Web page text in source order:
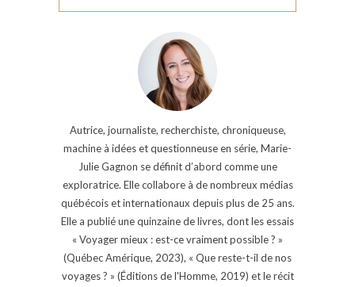
Autrice, journaliste, recherchiste, chroniqueuse,
machine à idées et questionneuse en série, Marie-
Julie Gagnon se définit d’abord comme une
exploratrice. Elle collabore à de nombreux médias
québécois et internationaux depuis plus de 25 ans.
Elle a publié une quinzaine de livres, dont les essais
« Voyager mieux : est-ce vraiment possible ? »
(Québec Amérique, 2023), « Que reste-t-il de nos
voyages ? » (Éditions de l'Homme, 2019) et le récit